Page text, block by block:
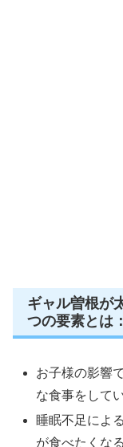
ギャル曽根が
つの要素とは
お子様の影響
な食事をして
睡眠不足によ
が食べたくなる